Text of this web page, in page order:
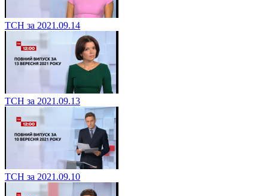
ТСН за 2021.09.14
ТСН за 2021.09.13
ТСН за 2021.09.10